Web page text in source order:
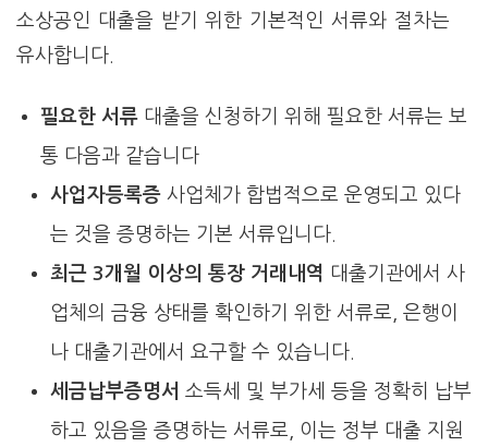
소상공인 대출을 받기 위한 기본적인 서류와 절차는
유사합니다.
필요한 서류대출을 신청하기 위해 필요한 서류는 보
통 다음과 같습니다
사업자등록증사업체가 합법적으로 운영되고 있다
는 것을 증명하는 기본 서류입니다.
최근 3개월 이상의 통장 거래내역 대출기관에서 사
업체의 금융 상태를 확인하기 위한 서류로, 은행이
나 대출기관에서 요구할 수 있습니다.
세금납부증명서 소득세 및 부가세 등을 정확히 납부
하고 있음을 증명하는 서류로, 이는 정부 대출 지원